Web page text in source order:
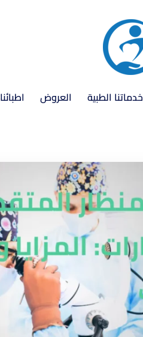
خدماتنا الطبية العروض اطبائنا